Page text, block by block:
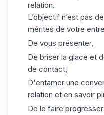
relation.
L’objectif n’est pas
mérites de votre
De vous présenter,
De briser la glace et
de contact,
D'entamer une
relation et en savoir
De le faire